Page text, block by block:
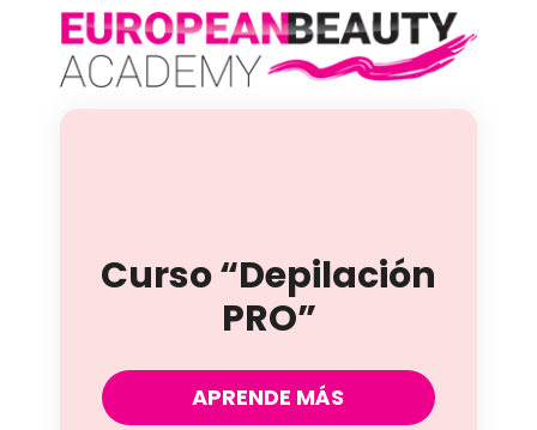
Curso “Depilación
PRO”
APRENDE MÁS